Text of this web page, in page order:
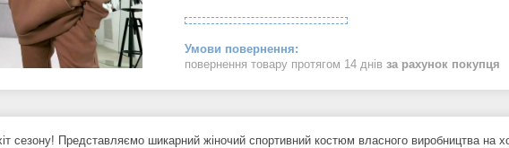
повернення товару протягом 14 днів за рахунок покупця
сезону! Представляємо шикарний жіночий спортивний костюм власного виробництва на